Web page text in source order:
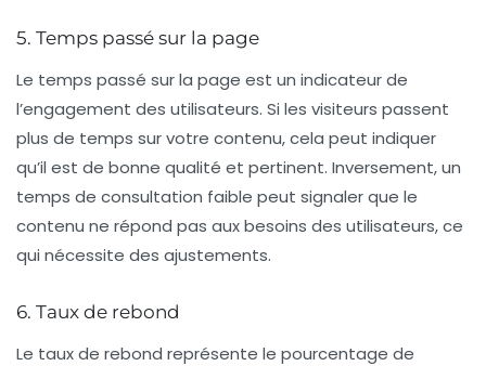
5. Temps passé sur la page
Le temps passé sur la page est un indicateur de
l’engagement des utilisateurs. Si les visiteurs passent
plus de temps sur votre contenu, cela peut indiquer
qu’il est de bonne qualité et pertinent. Inversement, un
temps de consultation faible peut signaler que le
contenu ne répond pas aux besoins des utilisateurs, ce
qui nécessite des ajustements.
6. Taux de rebond
Le taux de rebond représente le pourcentage de